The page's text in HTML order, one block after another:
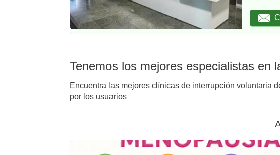
Tenemos los mejores especialistas en
Encuentra las mejores clínicas de interrupción voluntaria
por los usuarios